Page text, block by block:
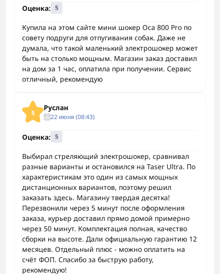
Оценка: 5
Купила на этом сайте мини шокер Оса 800 Pro по
совету подруги для отпугивания собак. Даже не
думала, что такой маленький электрошокер может
быть на столько мощным. Магазин заказ доставил
на дом за 1 час, оплатила при получении. Сервис
отличный, рекомендую
5
Руслан
22 июня (08:43)
Оценка: 5
Выбирал стреляющий электрошокер, сравнивал
разные варианты и остановился на Taser Ultra. По
характеристикам это один из самых мощных
дистанционных вариантов, поэтому решил
заказать здесь. Магазину твердая десятка!
Перезвонили через 5 минут после оформления
заказа, курьер доставил прямо домой примерно
через 50 минут. Комплектация полная, качество
сборки на высоте. Дали официальную гарантию 12
месяцев. Отдельный плюс - можно оплатить на
счёт ФОП. Спасибо за быструю работу,
рекомендую!